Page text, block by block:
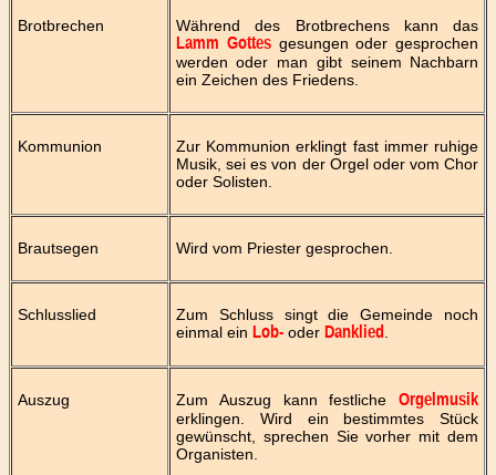
Brotbrechen Während des Brotbrechens kann das
Lamm Gottesgesungen oder gesprochen
werden oder man gibt seinem Nachbarn
ein Zeichen des Friedens.
Kommunion
Zur Kommunion erklingt fast immer ruhige
Musik, sei es von der Orgel oder vom Chor
oder Solisten.
Brautsegen Wird vom Priester gesprochen.
Schlusslied
Zum Schluss singt die Gemeinde noch
einmal ein Lob-oder Danklied
Auszug Zum Auszug kann festlicheOrgelmusik
erklingen. Wird ein bestimmtes Stück
gewünscht, sprechen Sie vorher mit dem
Organisten.